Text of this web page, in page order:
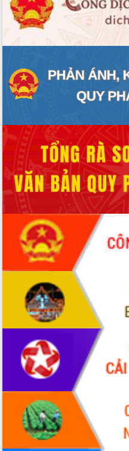
HĐND tỉnh thông qua điều chỉnh Quy
hoạch tỉnh thời kỳ 2021-2030
Hội thảo góp ý hồ sơ điều chỉnh quy
hoạch tỉnh Đắk Lắk thời kỳ 2021-2030,
Nâng cao hiệu quả hoạt động của các
doanh nghiệp nhà nước
Hội nghị triển khai kết nối mạng
Lễ phát động chuỗi hoạt động chung
tay làm sạch môi trường
Xã Ea Kar bước chuyển mình trong
công tác cải cách hành chính mô hình
mới
UBND tỉnh họp báo định kỳ tháng 4
năm 2026
Hội thảo khoa học “Giải pháp thúc đẩy
phát triển nền kinh tế xanh tại tỉnh
Đắk Lắk”
Tăng cường giám sát, đôn đốc thực
hiện nhiệm vụ quản lý tài sản công
hàng tuần
Tháo gỡ những vướng mắc, đẩy mạnh
công tác cải cách thủ tục hành chính
tại Trung tâm Phục vụ hành chính
công tỉnh
Đắk Lắk: Tôn vinh 46 giải pháp tại Hội
thi Sáng tạo Kỹ thuật 2024 - 2025
Đắk Lắk rà soát, điều chỉnh Đề án 190
về phát triển nuôi trồng thủy sản
Phó Chủ tịch UBND tỉnh Đắk Lắk
Trương Công Thái kiểm tra thực địa
Dự án cao tốc Khánh Hòa - Buôn Ma